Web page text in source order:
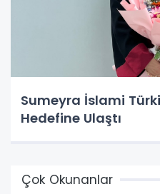
Sumeyra İslami
Hedefine Ulaştı
Çok Okunanlar